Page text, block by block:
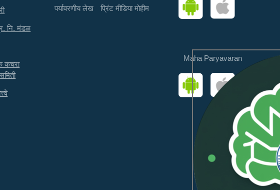
नि. मंडळ
कचरा
पर्यावरणीय लेख प्रिंट मीडिया मोहीम
Maha Paryavaran